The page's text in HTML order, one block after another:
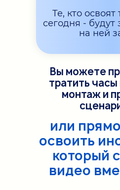
Вы можете
тратить часы
монтаж и
или
освоить
который
видео
Те, кто
сегодня - будут
на ней